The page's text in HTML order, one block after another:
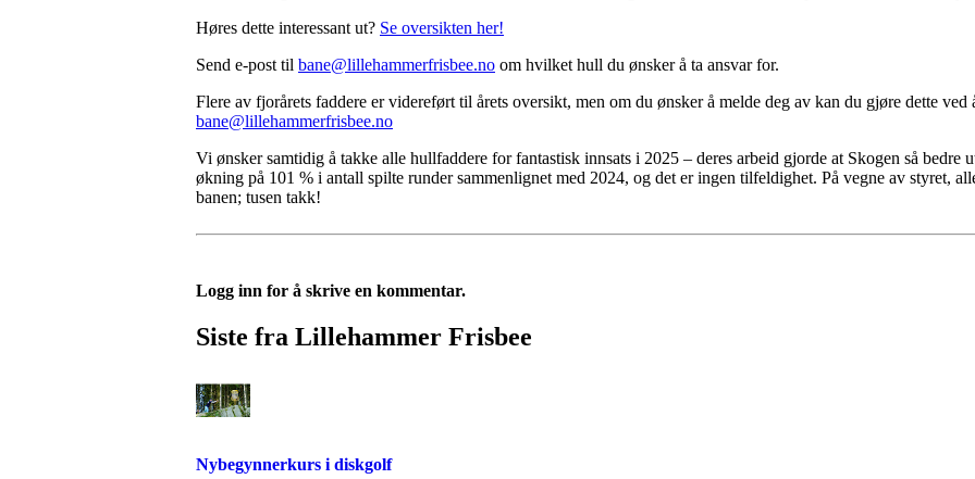
Høres dette interessant ut? Se oversikten her!
Send e-post til bane@lillehammerfrisbee.no om hvilket hull du ønsker å ta ansvar for.
Flere av fjorårets faddere er videreført til årets oversikt, men om du ønsker å melde deg av kan du gjøre dette ved
bane@lillehammerfrisbee.no
Vi ønsker samtidig å takke alle hullfaddere for fantastisk innsats i 2025 – deres arbeid gjorde at Skogen så bedre
økning på 101 % i antall spilte runder sammenlignet med 2024, og det er ingen tilfeldighet. På vegne av styret,
banen; tusen takk!
Logg inn for å skrive en kommentar.
Siste fra Lillehammer Frisbee
Nybegynnerkurs i diskgolf